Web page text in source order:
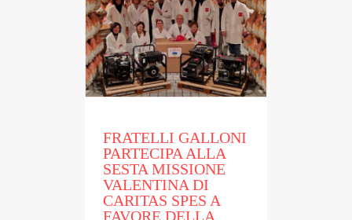
FRATELLI GALLONI
PARTECIPA ALLA
SESTA MISSIONE
VALENTINA DI
CARITAS SPES A
FAVORE DELLA